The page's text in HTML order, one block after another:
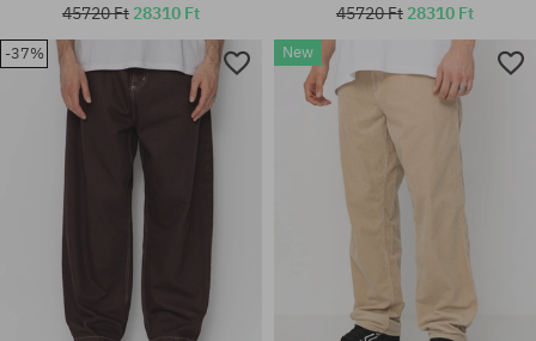
Elérhető méretek:
30; 31; 32; 33; 34
Elérhető méretek:
30; 32; 33; 36
45720 Ft 28310 Ft 45720 Ft 28310 Ft
-37% New